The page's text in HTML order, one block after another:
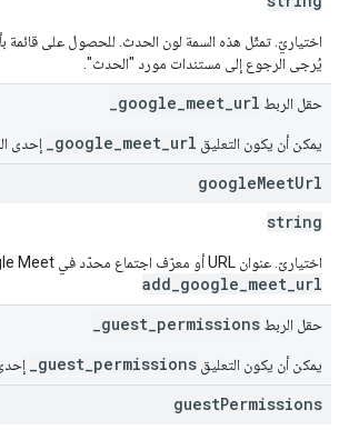
اختياريّ. تمثّل هذه السمة لون الحدث. للحصول على قائمة
يُرجى الرجوع إلى مستندات مورد "الحدث".
حقل الربط _google_meet_url
يمكن أن يكون التعليق _google_meet_url إحدى
googleMeetUrl
string
اختياريّ. عنوان URL أو معرّف اجتماع محدّد في Google Meet عمليات الإلغاء
add_google_meet_url
حقل الربط _guest_permissions
يمكن أن يكون التعليق _guest_permissions
guestPermissions